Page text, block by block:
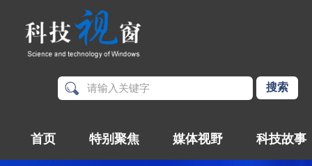
首页 特别聚焦 媒体视野 科技故事